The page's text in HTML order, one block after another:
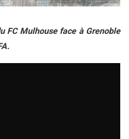
FC Mulhouse face à Grenoble